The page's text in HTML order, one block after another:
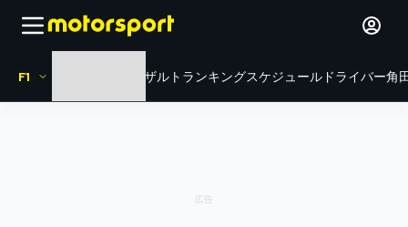
F1 リザルト ランキングスケジュール ドライバー角